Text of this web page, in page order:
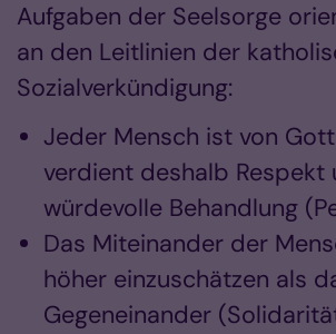
Aufgaben der Seelsorge
an den Leitlinien der
Sozialverkündigung:
Jeder Mensch ist von
verdient deshalb Respekt
würdevolle Behandlung
Das Miteinander der
höher einzuschätzen als
Gegeneinander